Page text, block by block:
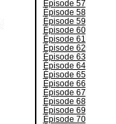
Épisode 57
Épisode 58
Épisode 59
Épisode 60
Épisode 61
Épisode 62
Épisode 63
Épisode 64
Épisode 65
Épisode 66
Épisode 67
Épisode 68
Épisode 69
Épisode 70